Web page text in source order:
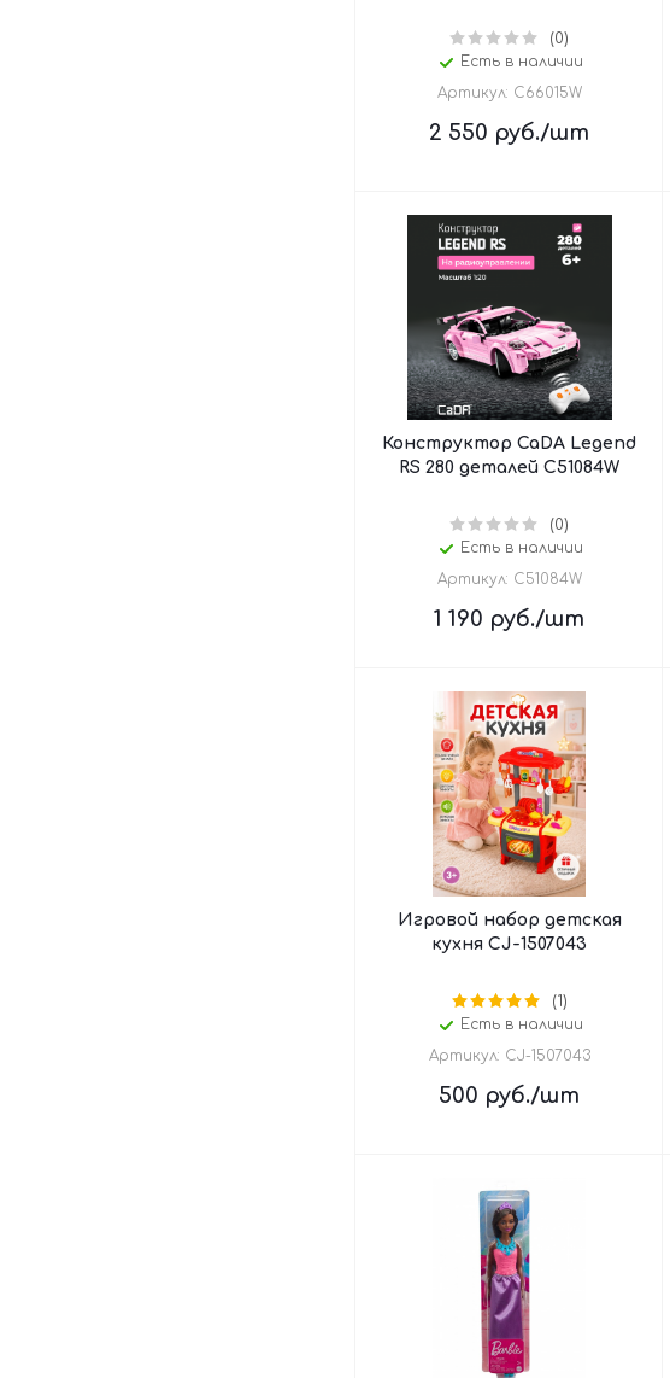
(0)
Есть в наличии
Артикул: C66015W
2 550 руб./шт
Конструктор CaDA Legend
RS 280 деталей C51084W
(0)
Есть в наличии
Артикул: C51084W
1 190 руб./шт
Игровой набор детская
кухня CJ-1507043
(1)
Есть в наличии
Артикул: CJ-1507043
500 руб./шт